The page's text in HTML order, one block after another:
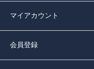
マイアカウント
会員登録